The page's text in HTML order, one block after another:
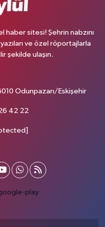
haber sitesi! Şehrin nabzını
ve özel röportajlarla
şekilde ulaşın.
Odunpazarı/Eskişehir
42 22